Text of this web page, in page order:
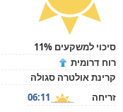
סיכוי למשקעים 11%
רוח דרומית
קרינת אולטרה סגולה
זריחה
06:11